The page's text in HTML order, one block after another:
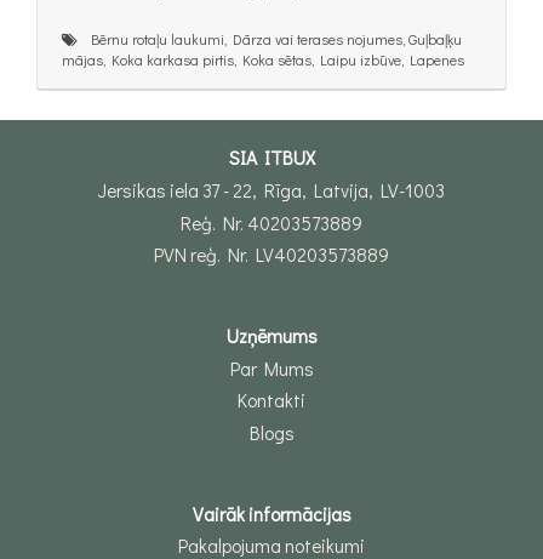
Bērnu rotaļu laukumi, Dārza vai terases nojumes, Guļbaļķu
mājas, Koka karkasa pirtis, Koka sētas, Laipu izbūve, Lapenes
SIA ITBUX
Jersikas iela 37 - 22, Rīga, Latvija, LV-1003
Reģ. Nr. 40203573889
PVN reģ. Nr. LV40203573889
Uzņēmums
Par Mums
Kontakti
Blogs
Vairāk informācijas
Pakalpojuma noteikumi